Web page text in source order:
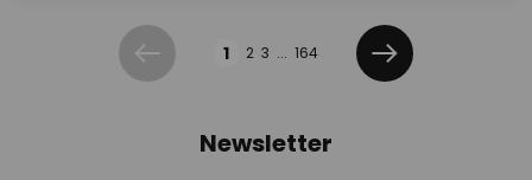
Precedente 1 2 3 ... 164
Prossimo
Newsletter